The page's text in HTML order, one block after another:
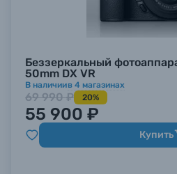
Б/У фототехника
Уценённые товары
Беззеркальный
50mm DX VR
В наличиив 4 магазинах
69 990 ₽ 20%
55 900 ₽
Купить